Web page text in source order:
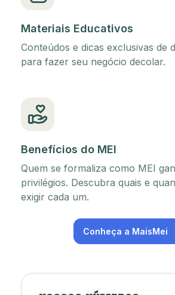
Materiais Educativos
Conteúdos e dicas exclusivas de
para fazer seu negócio decolar.
Benefícios do MEI
Quem se formaliza como MEI
privilégios. Descubra quais e
exigir cada um.
Conheça a MaisMei